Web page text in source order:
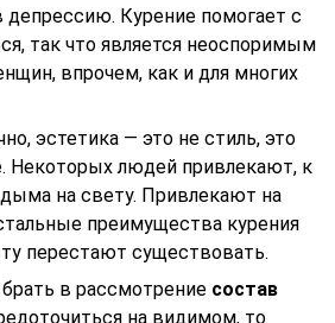
депрессию. Курение помогает с
так что является неоспоримым
впрочем, как и для многих
эстетика — это не стиль, это
Некоторых людей привлекают, к
на свету. Привлекают на
преимущества курения
перестают существовать.
брать в рассмотрение состав
на видимом, то